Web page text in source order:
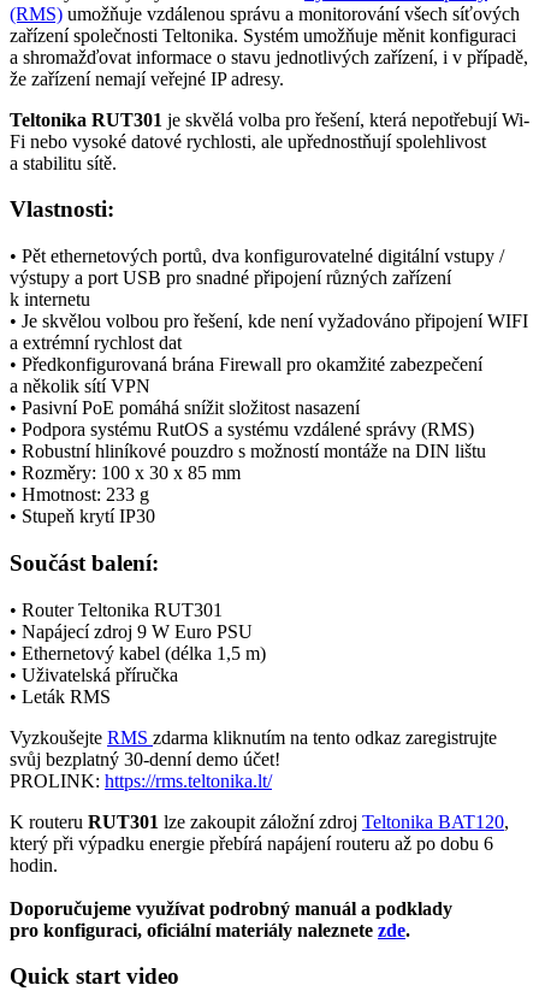
(RMS) umožňuje vzdálenou správu a monitorování všech síťových
zařízení společnosti Teltonika. Systém umožňuje měnit konfiguraci
a shromažďovat informace o stavu jednotlivých zařízení, i v případě,
že zařízení nemají veřejné IP adresy.
Teltonika RUT301 je skvělá volba pro řešení, která nepotřebujíWi-
Fi nebo vysoké datové rychlosti, ale upřednostňují spolehlivost
a stabilitu sítě.
Vlastnosti:
• Pět ethernetových portů, dva konfigurovatelné digitální vstupy /
výstupy a port USB pro snadné připojení různých zařízení
k internetu
• Je skvělou volbou pro řešení, kde není vyžadováno připojení WIFI
a extrémní rychlost dat
• Předkonfigurovaná brána Firewall pro okamžité zabezpečení
a několik sítíVPN
• PasivníPoE pomáhá snížit složitost nasazení
• Podpora systému RutOS a systému vzdálené správy (RMS)
• Robustní hliníkové pouzdro s možností montáže na DIN lištu
• Rozměry: 100 x 30 x 85 mm
• Hmotnost: 233 g
• Stupeň krytíIP30
Součást balení:
• RouterTeltonika RUT301
• Napájecí zdroj 9 W Euro PSU
• Ethernetový kabel (délka 1,5 m)
• Uživatelská příručka
• Leták RMS
Vyzkoušejte RMS zdarma kliknutím na tento odkaz zaregistrujte
svůj bezplatný 30-denní demo účet!
PROLINK: https://rms.teltonika.lt/
K routeru RUT301 lze zakoupit záložní zdroj Teltonika BAT120,
který při výpadku energie přebírá napájení routeru až po dobu 6
hodin.
Doporučujeme využívat podrobný manuál a podklady
pro konfiguraci, oficiální materiály naleznete zde.
Quick start video